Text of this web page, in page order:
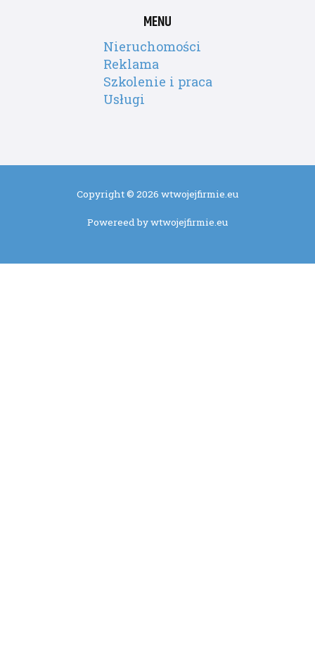
MENU
Nieruchomości
Reklama
Szkolenie i praca
Usługi
Copyright © 2026 wtwojejfirmie.eu
Powereed by wtwojejfirmie.eu